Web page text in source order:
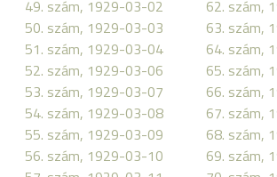
49. szám, 1929-03-02
50. szám, 1929-03-03
51. szám, 1929-03-04
52. szám, 1929-03-06
53. szám, 1929-03-07
54. szám, 1929-03-08
55. szám, 1929-03-09
56. szám, 1929-03-10
62. szám,
63. szám,
64. szám,
65. szám,
66. szám,
67. szám,
68. szám,
69. szám,